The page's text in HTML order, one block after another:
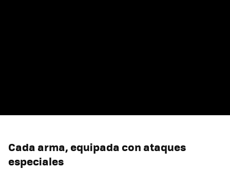
Cada arma, equipada con ataques
especiales